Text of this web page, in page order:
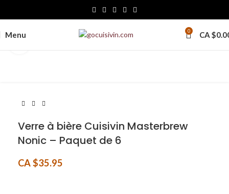
Menu 0 CA $
Verre à bière Cuisivin Masterbrew
Nonic – Paquet de 6
CA $35.95